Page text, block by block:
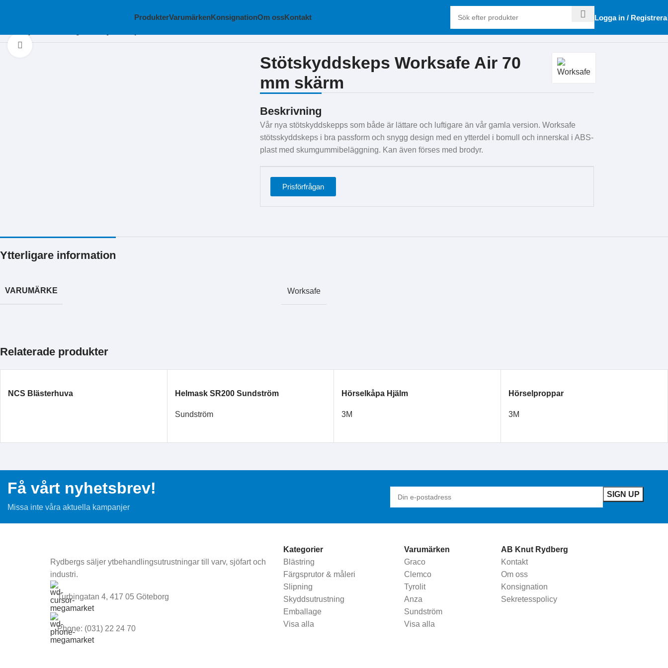
ProdukterVarumärkenKonsignationOm ossKontakt
Logga in / Registrera
Klicka för att förstora
Stötskyddskeps Worksafe Air 70
mm skärm
Beskrivning
Vår nya stötskyddskepps som både är lättare och luftigare än vår gamla version. Worksafe
stötsskyddskeps i bra passform och snygg design med en ytterdel i bomull och innerskal i ABS-
plast med skumgummibeläggning. Kan även förses med brodyr.
Prisförfrågan
Ytterligare information
VARUMÄRKE Worksafe
Relaterade produkter
NCS Blästerhuva Helmask SR200 Sundström
Sundström
Hörselkåpa Hjälm
3M
Hörselproppar
3M
Få vårt nyhetsbrev!
Missa inte våra aktuella kampanjer
Rydbergs säljer ytbehandlingsutrustningar till varv, sjöfart och
industri.
Turbingatan 4, 417 05 Göteborg
Phone: (031) 22 24 70
Kategorier
Blästring
Färgsprutor & måleri
Slipning
Skyddsutrustning
Emballage
Visa alla
Varumärken
Graco
Clemco
Tyrolit
Anza
Sundström
Visa alla
AB Knut Rydberg
Kontakt
Om oss
Konsignation
Sekretesspolicy